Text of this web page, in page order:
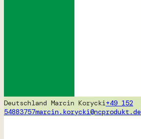
Deutschland Marcin Korycki+49 152
54883757marcin.korycki@ncprodukt.de